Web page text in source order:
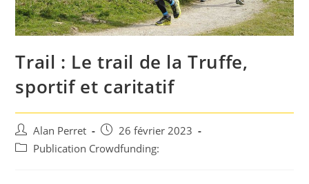
Trail : Le trail de la Truffe,
sportif et caritatif
Auteur/autrice
de
Alan Perret
Post
published:
26 février 2023
PostPublication Crowdfunding: